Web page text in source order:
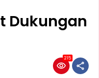
Dukungan
215